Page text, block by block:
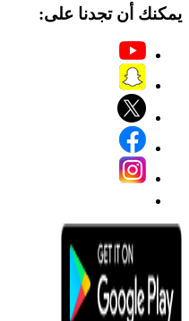
يمكنك أن تجدنا على: